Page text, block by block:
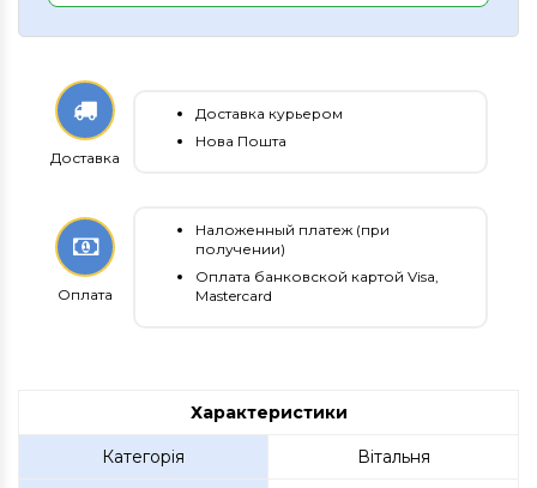
Доставка
Доставка курьером
Нова Пошта
Оплата
Наложенный платеж (при
получении)
Оплата банковской картой Visa,
Mastercard
Характеристики
Категорія Вітальня